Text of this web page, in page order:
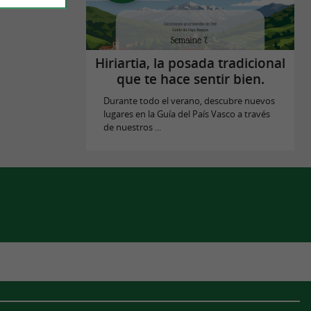
Hiriartia, la posada tradicional
que te hace sentir bien.
Durante todo el verano, descubre nuevos
lugares en la Guía del País Vasco a través
de nuestros ...